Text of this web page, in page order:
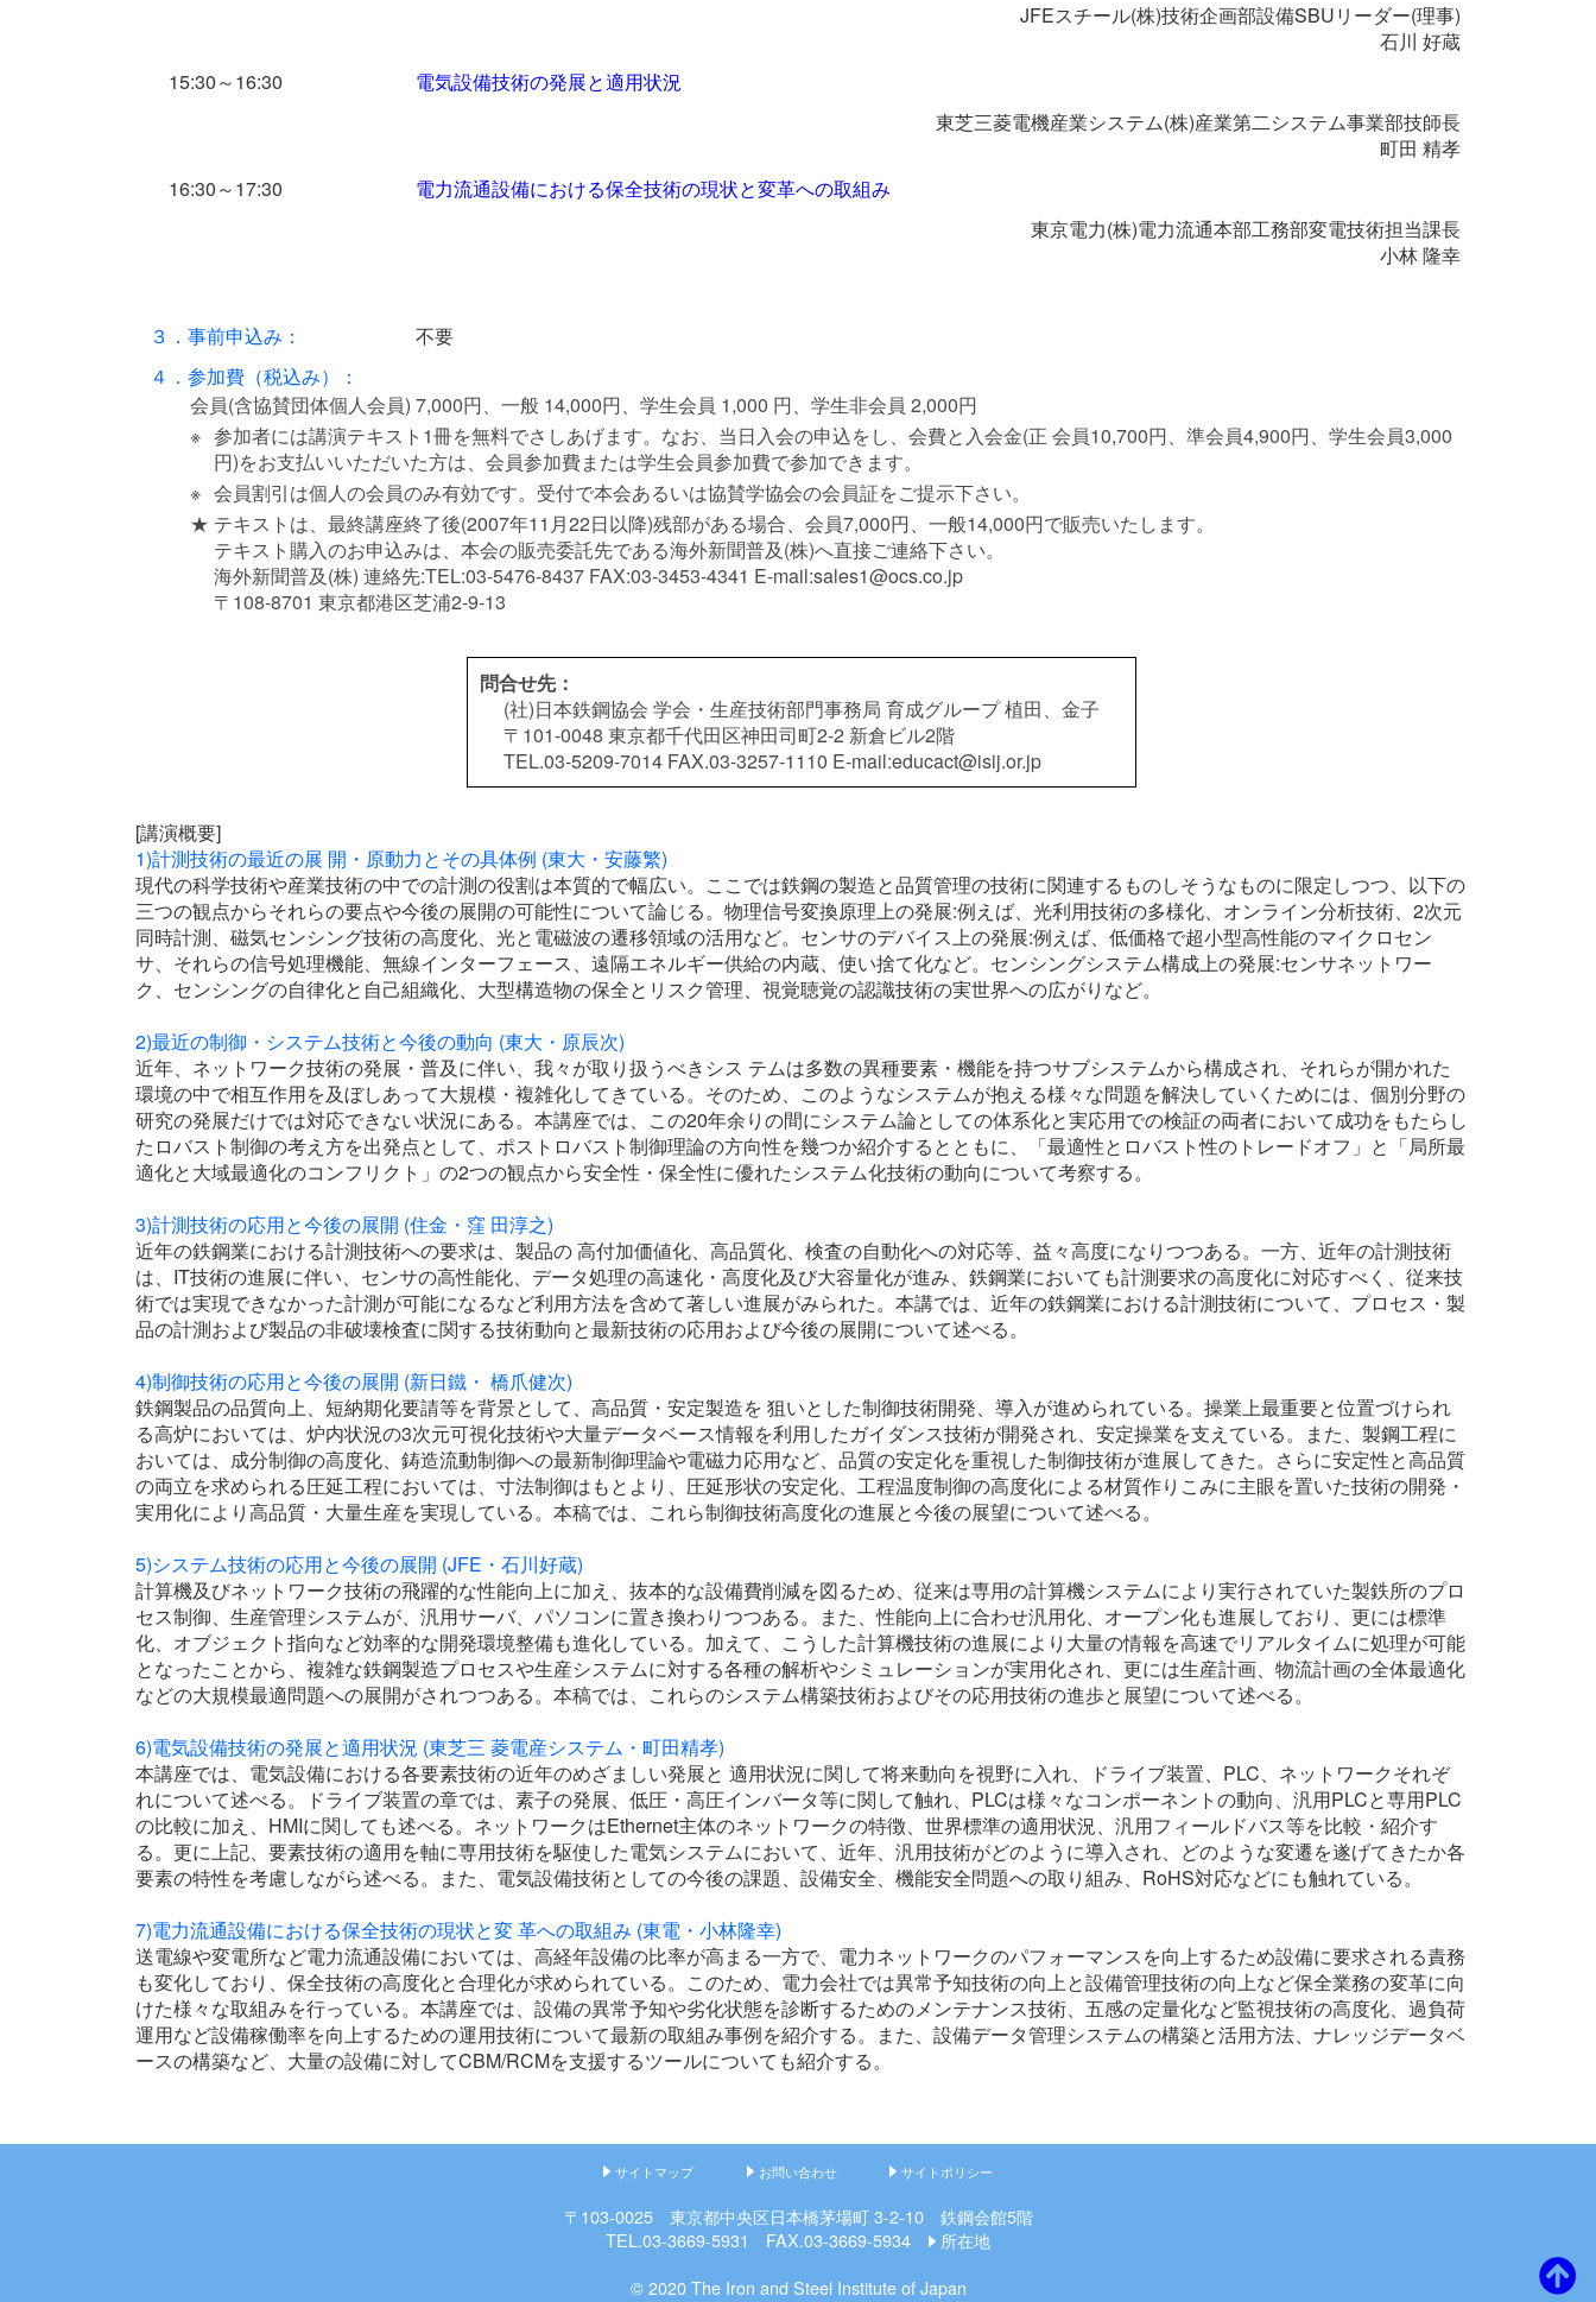
JFEスチール(株)技術企画部設備SBUリーダー(理事)
石川 好蔵
15:30～16:30
電気設備技術の発展と適用状況
東芝三菱電機産業システム(株)産業第二システム事業部技師長
町田 精孝
16:30～17:30
電力流通設備における保全技術の現状と変革への取組み
東京電力(株)電力流通本部工務部変電技術担当課長
小林 隆幸
３．事前申込み：
不要
４．参加費（税込み）：
会員(含協賛団体個人会員) 7,000円、一般 14,000円、学生会員 1,000 円、学生非会員 2,000円
※ 参加者には講演テキスト1冊を無料でさしあげます。なお、当日入会の申込をし、会費と入会金(正 会員10,700円、準会員4,900円、学生会員3,000
円)をお支払いいただいた方は、会員参加費または学生会員参加費で参加できます。
※ 会員割引は個人の会員のみ有効です。受付で本会あるいは協賛学協会の会員証をご提示下さい。
★ テキストは、最終講座終了後(2007年11月22日以降)残部がある場合、会員7,000円、一般14,000円で販売いたします。
テキスト購入のお申込みは、本会の販売委託先である海外新聞普及(株)へ直接ご連絡下さい。
海外新聞普及(株) 連絡先:TEL:03-5476-8437 FAX:03-3453-4341 E-mail:sales1@ocs.co.jp
〒108-8701 東京都港区芝浦2-9-13
問合せ先：
(社)日本鉄鋼協会 学会・生産技術部門事務局 育成グループ 植田、金子
〒101-0048 東京都千代田区神田司町2-2 新倉ビル2階
TEL.03-5209-7014 FAX.03-3257-1110 E-mail:educact@isij.or.jp
[講演概要]
1)計測技術の最近の展 開・原動力とその具体例 (東大・安藤繁)
現代の科学技術や産業技術の中での計測の役割は本質的で幅広い。ここでは鉄鋼の製造と品質管理の技術に関連するものしそうなものに限定しつつ、以下の
三つの観点からそれらの要点や今後の展開の可能性について論じる。物理信号変換原理上の発展:例えば、光利用技術の多様化、オンライン分析技術、2次元
同時計測、磁気センシング技術の高度化、光と電磁波の遷移領域の活用など。センサのデバイス上の発展:例えば、低価格で超小型高性能のマイクロセン
サ、それらの信号処理機能、無線インターフェース、遠隔エネルギー供給の内蔵、使い捨て化など。センシングシステム構成上の発展:センサネットワー
ク、センシングの自律化と自己組織化、大型構造物の保全とリスク管理、視覚聴覚の認識技術の実世界への広がりなど。
2)最近の制御・システム技術と今後の動向 (東大・原辰次)
近年、ネットワーク技術の発展・普及に伴い、我々が取り扱うべきシス テムは多数の異種要素・機能を持つサブシステムから構成され、それらが開かれた
環境の中で相互作用を及ぼしあって大規模・複雑化してきている。そのため、このようなシステムが抱える様々な問題を解決していくためには、個別分野の
研究の発展だけでは対応できない状況にある。本講座では、この20年余りの間にシステム論としての体系化と実応用での検証の両者において成功をもたらし
たロバスト制御の考え方を出発点として、ポストロバスト制御理論の方向性を幾つか紹介するとともに、「最適性とロバスト性のトレードオフ」と「局所最
適化と大域最適化のコンフリクト」の2つの観点から安全性・保全性に優れたシステム化技術の動向について考察する。
3)計測技術の応用と今後の展開 (住金・窪 田淳之)
近年の鉄鋼業における計測技術への要求は、製品の 高付加価値化、高品質化、検査の自動化への対応等、益々高度になりつつある。一方、近年の計測技術
は、IT技術の進展に伴い、センサの高性能化、データ処理の高速化・高度化及び大容量化が進み、鉄鋼業においても計測要求の高度化に対応すべく、従来技
術では実現できなかった計測が可能になるなど利用方法を含めて著しい進展がみられた。本講では、近年の鉄鋼業における計測技術について、プロセス・製
品の計測および製品の非破壊検査に関する技術動向と最新技術の応用および今後の展開について述べる。
4)制御技術の応用と今後の展開 (新日鐵・ 橋爪健次)
鉄鋼製品の品質向上、短納期化要請等を背景として、高品質・安定製造を 狙いとした制御技術開発、導入が進められている。操業上最重要と位置づけられ
る高炉においては、炉内状況の3次元可視化技術や大量データベース情報を利用したガイダンス技術が開発され、安定操業を支えている。また、製鋼工程に
おいては、成分制御の高度化、鋳造流動制御への最新制御理論や電磁力応用など、品質の安定化を重視した制御技術が進展してきた。さらに安定性と高品質
の両立を求められる圧延工程においては、寸法制御はもとより、圧延形状の安定化、工程温度制御の高度化による材質作りこみに主眼を置いた技術の開発・
実用化により高品質・大量生産を実現している。本稿では、これら制御技術高度化の進展と今後の展望について述べる。
5)システム技術の応用と今後の展開 (JFE・石川好蔵)
計算機及びネットワーク技術の飛躍的な性能向上に加え、抜本的な設備費削減を図るため、従来は専用の計算機システムにより実行されていた製鉄所のプロ
セス制御、生産管理システムが、汎用サーバ、パソコンに置き換わりつつある。また、性能向上に合わせ汎用化、オープン化も進展しており、更には標準
化、オブジェクト指向など効率的な開発環境整備も進化している。加えて、こうした計算機技術の進展により大量の情報を高速でリアルタイムに処理が可能
となったことから、複雑な鉄鋼製造プロセスや生産システムに対する各種の解析やシミュレーションが実用化され、更には生産計画、物流計画の全体最適化
などの大規模最適問題への展開がされつつある。本稿では、これらのシステム構築技術およびその応用技術の進歩と展望について述べる。
6)電気設備技術の発展と適用状況 (東芝三 菱電産システム・町田精孝)
本講座では、電気設備における各要素技術の近年のめざましい発展と 適用状況に関して将来動向を視野に入れ、ドライブ装置、PLC、ネットワークそれぞ
れについて述べる。ドライブ装置の章では、素子の発展、低圧・高圧インバータ等に関して触れ、PLCは様々なコンポーネントの動向、汎用PLCと専用PLC
の比較に加え、HMIに関しても述べる。ネットワークはEthernet主体のネットワークの特徴、世界標準の適用状況、汎用フィールドバス等を比較・紹介す
る。更に上記、要素技術の適用を軸に専用技術を駆使した電気システムにおいて、近年、汎用技術がどのように導入され、どのような変遷を遂げてきたか各
要素の特性を考慮しながら述べる。また、電気設備技術としての今後の課題、設備安全、機能安全問題への取り組み、RoHS対応などにも触れている。
7)電力流通設備における保全技術の現状と変 革への取組み (東電・小林隆幸)
送電線や変電所など電力流通設備においては、高経年設備の比率が高まる一方で、電力ネットワークのパフォーマンスを向上するため設備に要求される責務
も変化しており、保全技術の高度化と合理化が求められている。このため、電力会社では異常予知技術の向上と設備管理技術の向上など保全業務の変革に向
けた様々な取組みを行っている。本講座では、設備の異常予知や劣化状態を診断するためのメンテナンス技術、五感の定量化など監視技術の高度化、過負荷
運用など設備稼働率を向上するための運用技術について最新の取組み事例を紹介する。また、設備データ管理システムの構築と活用方法、ナレッジデータベ
ースの構築など、大量の設備に対してCBM/RCMを支援するツールについても紹介する。
サイトマップ お問い合わせ サイトポリシー
〒103-0025 東京都中央区日本橋茅場町 3-2-10 鉄鋼会館5階
TEL.03-3669-5931 FAX.03-3669-5934
所在地
© 2020 The Iron and Steel Institute of Japan